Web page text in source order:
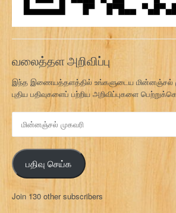
வலைத்தள அறிவிப்பு
இந்த இணையத்தளத்தில் உங்களுடைய மின்னஞ்சல்
புதிய பதிவுகளைப் பற்றிய அறிவிப்புகளை
ன
ஞ்
ச
ல்
க
பதிவு செய்க
Join 130 other subscribers